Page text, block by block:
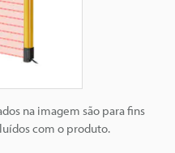
na imagem são para fins
com o produto.